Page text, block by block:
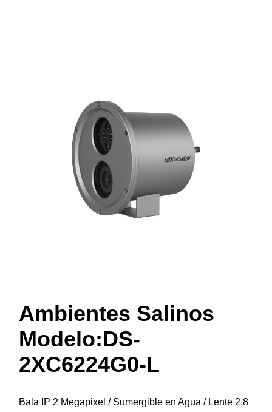
Ambientes Salinos
Modelo:DS-
2XC6224G0-L
Bala IP 2 Megapixel / Sumergible en Agua / Lente 2.8